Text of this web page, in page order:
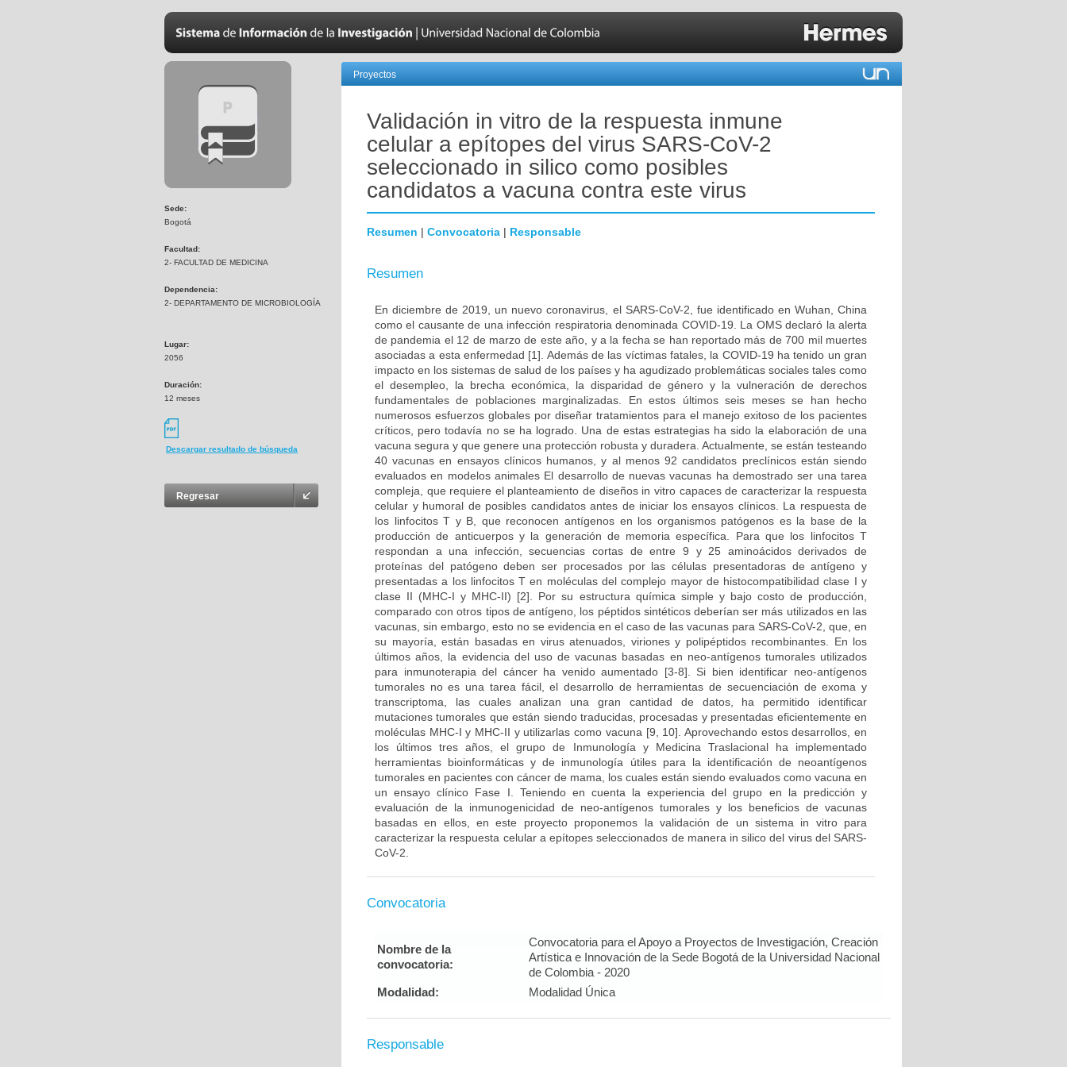
Sede:
Bogotá
Facultad:
2- FACULTAD DE MEDICINA
Dependencia:
2- DEPARTAMENTO DE MICROBIOLOGÍA
Lugar:
2056
Duración:
12 meses
Descargar resultado de búsqueda
Regresar
Proyectos
Validación in vitro de la respuesta inmune
celular a epítopes del virus SARS-CoV-2
seleccionado in silico como posibles
candidatos a vacuna contra este virus
Resumen | Convocatoria | Responsable
Resumen
En diciembre de 2019, un nuevo coronavirus, el SARS-CoV-2, fue identificado en Wuhan, China
como el causante de una infección respiratoria denominada COVID-19. La OMS declaró la alerta
de pandemia el 12 de marzo de este año, y a la fecha se han reportado más de 700 mil muertes
asociadas a esta enfermedad [1]. Además de las víctimas fatales, la COVID-19 ha tenido un gran
impacto en los sistemas de salud de los países y ha agudizado problemáticas sociales tales como
el desempleo, la brecha económica, la disparidad de género y la vulneración de derechos
fundamentales de poblaciones marginalizadas. En estos últimos seis meses se han hecho
numerosos esfuerzos globales por diseñar tratamientos para el manejo exitoso de los pacientes
críticos, pero todavía no se ha logrado. Una de estas estrategias ha sido la elaboración de una
vacuna segura y que genere una protección robusta y duradera. Actualmente, se están testeando
40 vacunas en ensayos clínicos humanos, y al menos 92 candidatos preclínicos están siendo
evaluados en modelos animales El desarrollo de nuevas vacunas ha demostrado ser una tarea
compleja, que requiere el planteamiento de diseños in vitro capaces de caracterizar la respuesta
celular y humoral de posibles candidatos antes de iniciar los ensayos clínicos. La respuesta de
los linfocitos T y B, que reconocen antígenos en los organismos patógenos es la base de la
producción de anticuerpos y la generación de memoria específica. Para que los linfocitos T
respondan a una infección, secuencias cortas de entre 9 y 25 aminoácidos derivados de
proteínas del patógeno deben ser procesados por las células presentadoras de antígeno y
presentadas a los linfocitos T en moléculas del complejo mayor de histocompatibilidad clase I y
clase II (MHC-I y MHC-II) [2]. Por su estructura química simple y bajo costo de producción,
comparado con otros tipos de antígeno, los péptidos sintéticos deberían ser más utilizados en las
vacunas, sin embargo, esto no se evidencia en el caso de las vacunas para SARS-CoV-2, que, en
su mayoría, están basadas en virus atenuados, viriones y polipéptidos recombinantes. En los
últimos años, la evidencia del uso de vacunas basadas en neo-antígenos tumorales utilizados
para inmunoterapia del cáncer ha venido aumentado [3-8]. Si bien identificar neo-antígenos
tumorales no es una tarea fácil, el desarrollo de herramientas de secuenciación de exoma y
transcriptoma, las cuales analizan una gran cantidad de datos, ha permitido identificar
mutaciones tumorales que están siendo traducidas, procesadas y presentadas eficientemente en
moléculas MHC-I y MHC-II y utilizarlas como vacuna [9, 10]. Aprovechando estos desarrollos, en
los últimos tres años, el grupo de Inmunología y Medicina Traslacional ha implementado
herramientas bioinformáticas y de inmunología útiles para la identificación de neoantígenos
tumorales en pacientes con cáncer de mama, los cuales están siendo evaluados como vacuna en
un ensayo clínico Fase I. Teniendo en cuenta la experiencia del grupo en la predicción y
evaluación de la inmunogenicidad de neo-antígenos tumorales y los beneficios de vacunas
basadas en ellos, en este proyecto proponemos la validación de un sistema in vitro para
caracterizar la respuesta celular a epítopes seleccionados de manera in silico del virus del SARS-
CoV-2.
Convocatoria
Nombre de la
convocatoria:
Convocatoria para el Apoyo a Proyectos de Investigación, Creación
Artística e Innovación de la Sede Bogotá de la Universidad Nacional
de Colombia - 2020
Modalidad:
Modalidad Única
Responsable